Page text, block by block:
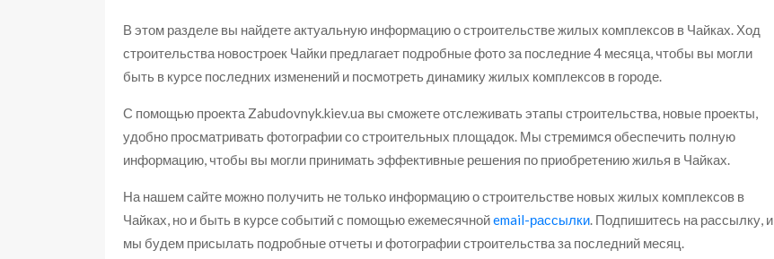
В этом разделе вы найдете актуальную информацию о строительстве жилых комплексов в Чайках. Ход
строительства новостроек Чайки предлагает подробные фото за последние 4 месяца, чтобы вы могли
быть в курсе последних изменений и посмотреть динамику жилых комплексов в городе.
С помощью проекта Zabudovnyk.kiev.ua вы сможете отслеживать этапы строительства, новые проекты,
удобно просматривать фотографии со строительных площадок. Мы стремимся обеспечить полную
информацию, чтобы вы могли принимать эффективные решения по приобретению жилья в Чайках.
На нашем сайте можно получить не только информацию о строительстве новых жилых комплексов в
Чайках, но и быть в курсе событий с помощью ежемесячнойemail-рассылки. Подпишитесь на рассылку, и
мы будем присылать подробные отчеты и фотографии строительства за последний месяц.